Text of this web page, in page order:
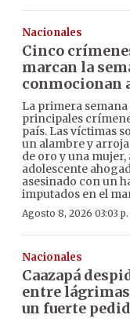
Nacionales
Cinco
marcan la
conmocionan
La primera
principales
país. Las víctimas
un alambre y
de oro y una mujer,
adolescente
asesinado con un
imputados en el
Agosto 8, 2026 03:03 p.
Nacionales
Caazapá
entre
un fuerte